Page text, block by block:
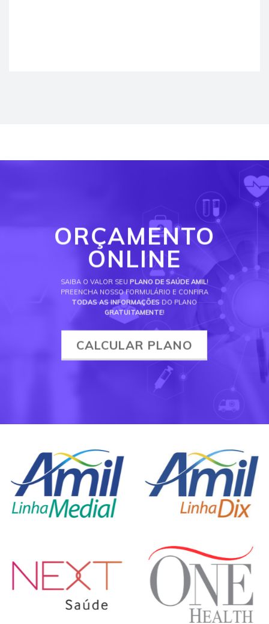
ORÇAMENTO
ONLINE
SAIBA O VALOR SEU PLANO DE SAÚDE AMIL!
PREENCHA NOSSO FORMULÁRIO E CONFIRA
TODAS AS INFORMAÇÕES DO PLANO
GRATUITAMENTE!
CALCULAR PLANO